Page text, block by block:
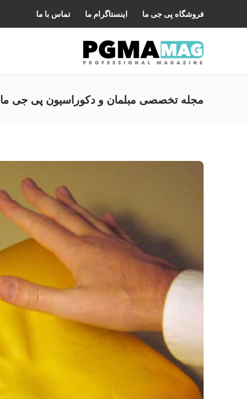
فروشگاه پی جی ما اینستاگرام ما تماس با ما
مجله تخصصی مبلمان و دکوراسیون پی جی ما